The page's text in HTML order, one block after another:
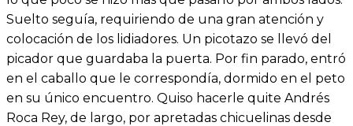
Suelto seguía, requiriendo de una gran atención y
colocación de los lidiadores. Un picotazo se llevó del
picador que guardaba la puerta. Por fin parado, entró
en el caballo que le correspondía, dormido en el peto
en su único encuentro. Quiso hacerle quite Andrés
Roca Rey, de largo, por apretadas chicuelinas desde